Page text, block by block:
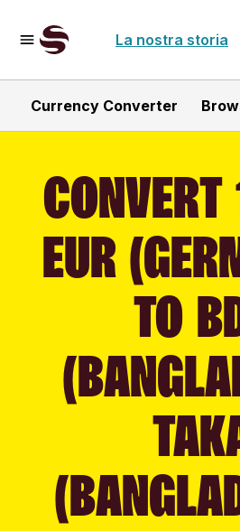
La nostra storia
Currency Converter
EUR
TO